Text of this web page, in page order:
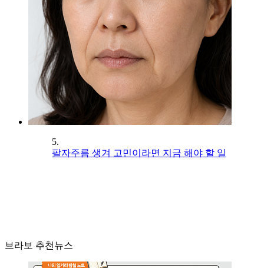
5.
팔자주름 생겨 고민이라면 지금 해야 할 일
브라보 추천뉴스